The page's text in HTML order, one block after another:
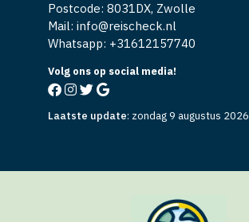
Postcode: 8031DX, Zwolle
Mail: info@reischeck.nl
Whatsapp: +31612157740
Volg ons op social media!
Laatste update: zondag 9 augustus 2026